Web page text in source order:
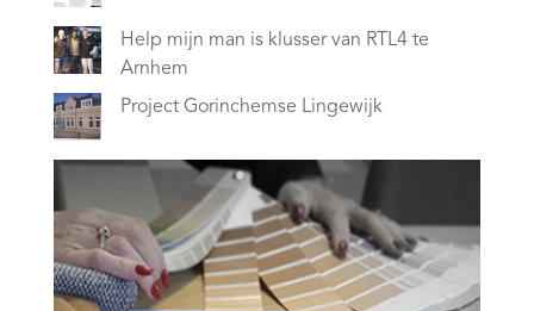
Help mijn man is klusser van RTL4 te
Arnhem
Project Gorinchemse Lingewijk